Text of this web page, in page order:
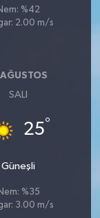
%42
2.00 m/s
AĞUSTOS
SALI
25°
Güneşli
%35
3.00 m/s